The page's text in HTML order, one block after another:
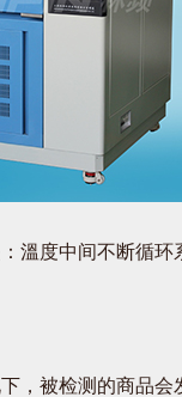
度中间不断循环
被检测的商品会